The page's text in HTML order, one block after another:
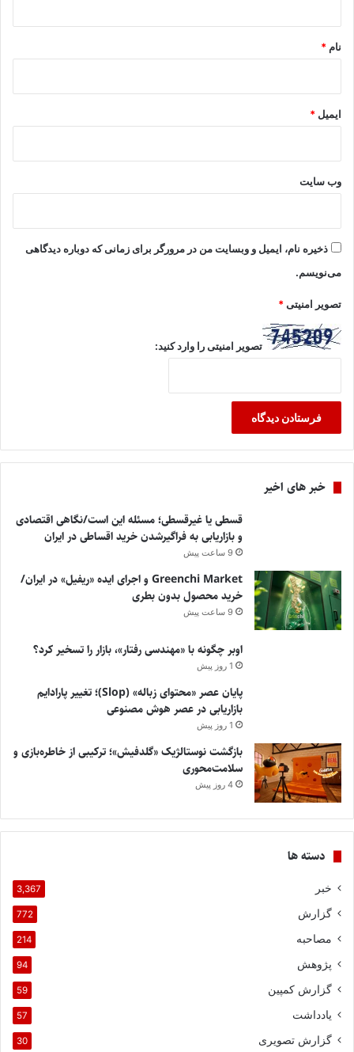
نام *
ایمیل *
وب‌ سایت
ذخیره نام، ایمیل و وبسایت من در مرورگر برای زمانی که دوباره دیدگاهی
می‌نویسم.
تصویر امنیتی*
تصویر امنیتی را وارد کنید:
خبر های اخیر
قسطی یا غیرقسطی؛ مسئله این است/نگاهی اقتصادی
و بازاریابی به فراگیرشدن خرید اقساطی در ایران
9 ساعت پیش
Greenchi Market و اجرای ایده «ریفیل» در ایران/
خرید محصول بدون بطری
9 ساعت پیش
اوبر چگونه با «مهندسی رفتار»، بازار را تسخیر کرد؟
1 روز پیش
پایان عصر «محتوای زباله» (Slop)؛ تغییر پارادایم
بازاریابی در عصر هوش مصنوعی
1 روز پیش
بازگشت نوستالژیک «گلدفیش»؛ ترکیبی از خاطره‌بازی و
سلامت‌محوری
4 روز پیش
دسته ها
خبر 3,367
گزارش 772
مصاحبه 214
پژوهش 94
گزارش کمپین 59
یادداشت 57
گزارش تصویری 30